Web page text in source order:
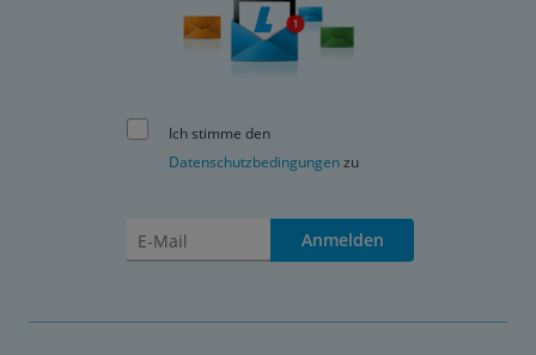
Ich stimme den
Datenschutzbedingungenzu
Anmelden